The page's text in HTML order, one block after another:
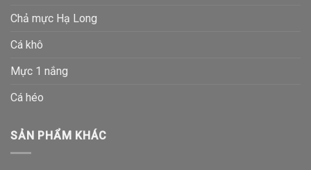
Chả mực Hạ Long
Cá khô
Mực 1 nắng
Cá héo
SẢN PHẨM KHÁC